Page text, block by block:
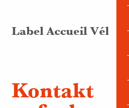
Label Accueil Vélo
Kontakt